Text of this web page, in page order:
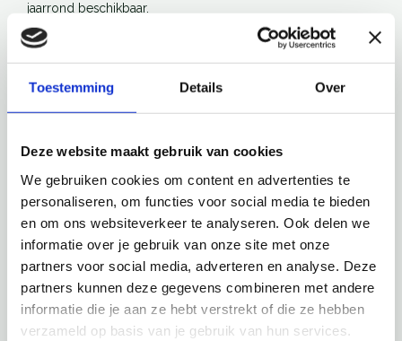
Toestemming Details Over
Deze website maakt gebruik van cookies
We gebruiken cookies om content en advertenties te
personaliseren, om functies voor social media te bieden
en om ons websiteverkeer te analyseren. Ook delen we
informatie over je gebruik van onze site met onze
partners voor social media, adverteren en analyse. Deze
partners kunnen deze gegevens combineren met andere
informatie die je aan ze hebt verstrekt of die ze hebben
verzameld op basis van je gebruik van hun services.
jaarrond beschikbaar.
Lei- en vormbomen
Voordelen van onze kwekerij